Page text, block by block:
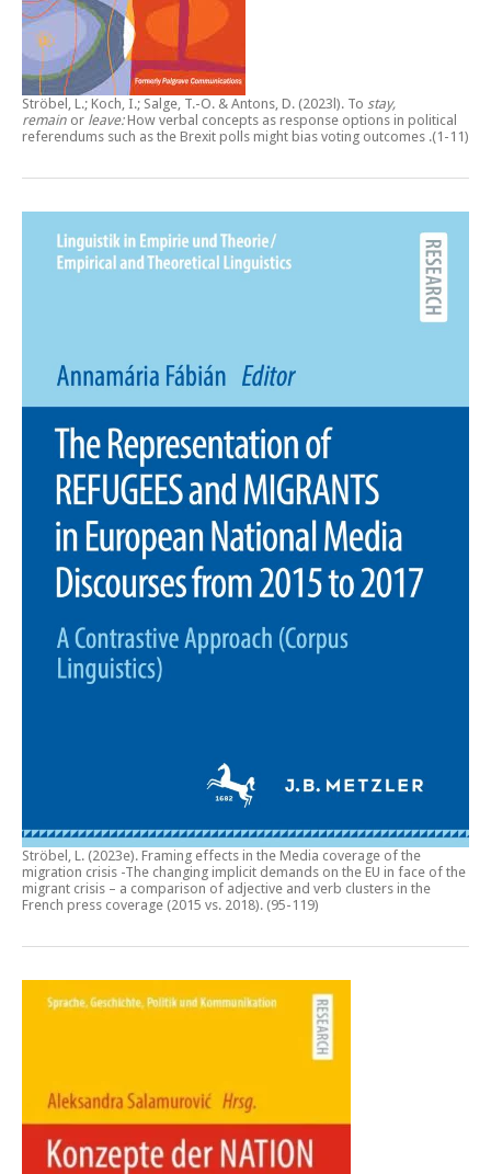
Ströbel, L.; Koch, I.; Salge, T.-O. & Antons, D. (2023l). To stay,
remain or leave:How verbal concepts as response options in political
referendums such as the Brexit polls might bias voting outcomes .(1-11)
Ströbel, L. (2023e). Framing effects in the Media coverage of the
migration crisis -The changing implicit demands on the EU in face of the
migrant crisis – a comparison of adjective and verb clusters in the
French press coverage (2015 vs. 2018). (95-119)